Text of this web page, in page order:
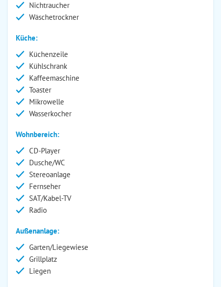
Nichtraucher
Wäschetrockner
Küche:
Küchenzeile
Kühlschrank
Kaffeemaschine
Toaster
Mikrowelle
Wasserkocher
Wohnbereich:
CD-Player
Dusche/WC
Stereoanlage
Fernseher
SAT/Kabel-TV
Radio
Außenanlage:
Garten/Liegewiese
Grillplatz
Liegen